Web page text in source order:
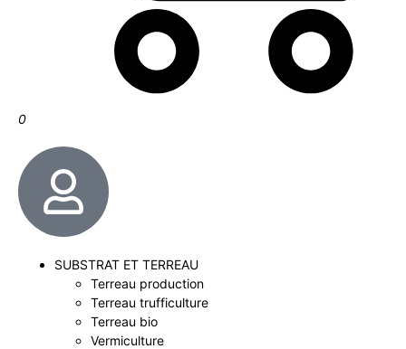
0
SUBSTRAT ET TERREAU
Terreau production
Terreau trufficulture
Terreau bio
Vermiculture